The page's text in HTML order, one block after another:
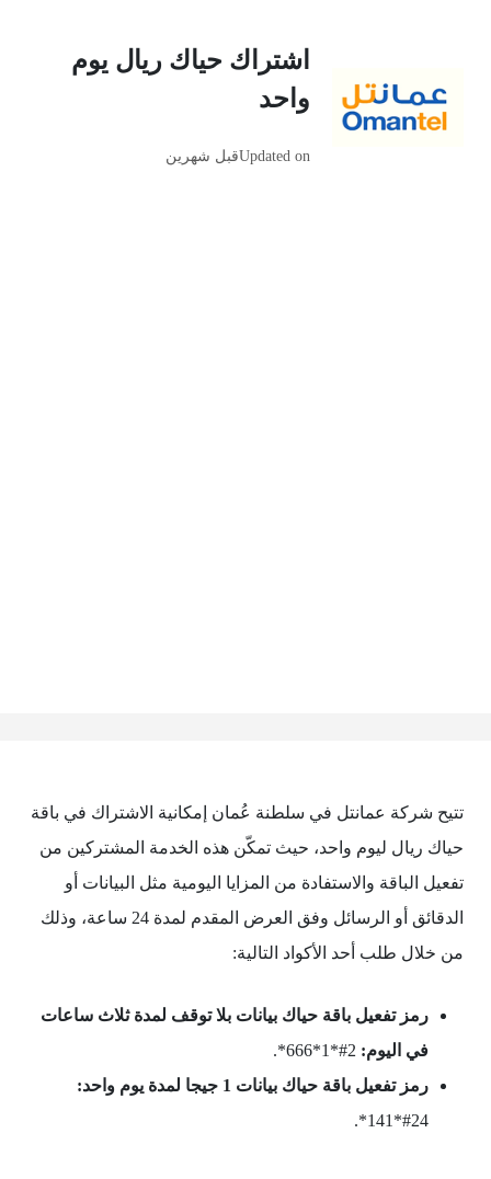
اشتراك حياك ريال يوم
واحد
Updated onقبل شهرين
تتيح شركة عمانتل في سلطنة عُمان إمكانية الاشتراك في باقة
حياك ريال ليوم واحد، حيث تمكّن هذه الخدمة المشتركين من
تفعيل الباقة والاستفادة من المزايا اليومية مثل البيانات أو
الدقائق أو الرسائل وفق العرض المقدم لمدة 24 ساعة، وذلك
من خلال طلب أحد الأكواد التالية:
رمز تفعيل باقة حياك بيانات بلا توقف لمدة ثلاث ساعات
في اليوم:
رمز تفعيل باقة حياك بيانات 1 جيجا لمدة يوم واحد:
24#*141*.